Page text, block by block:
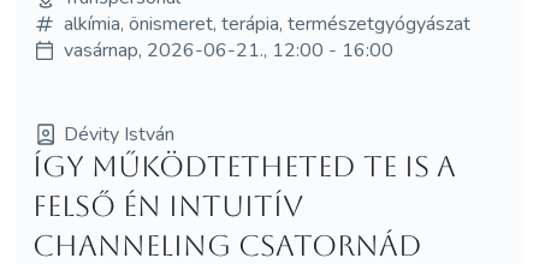
alkímia, önismeret, terápia, természetgyógyászat
vasárnap, 2026-06-21., 12:00 - 16:00
Dévity István
Így működtetheted Te is a
felső Én intuitív
channeling csatornád